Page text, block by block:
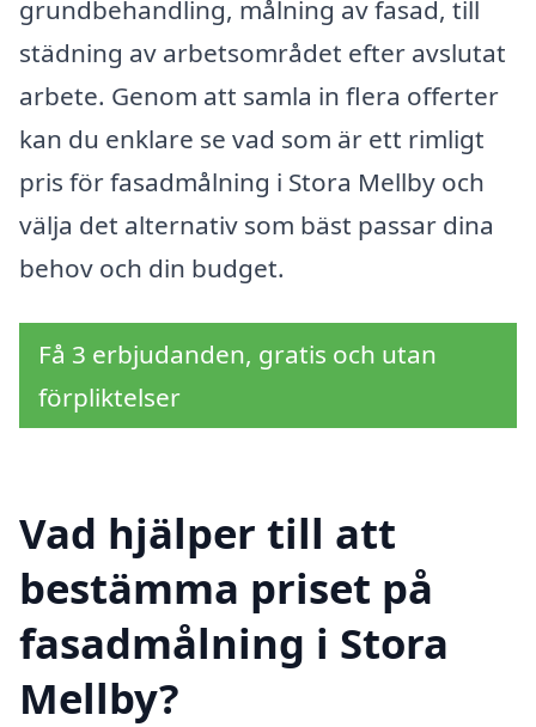
grundbehandling, målning av fasad, till
städning av arbetsområdet efter avslutat
arbete. Genom att samla in flera offerter
kan du enklare se vad som är ett rimligt
pris för fasadmålning i Stora Mellby och
välja det alternativ som bäst passar dina
behov och din budget.
Få 3 erbjudanden, gratis och utan
förpliktelser
Vad hjälper till att
bestämma priset på
fasadmålning i Stora
Mellby?